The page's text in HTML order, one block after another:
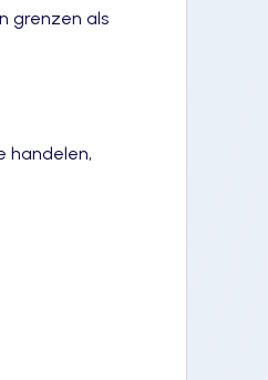
grenzen als
handelen,